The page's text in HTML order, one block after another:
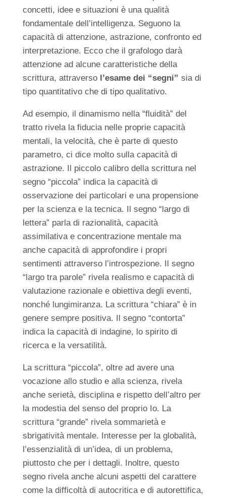
concetti, idee e situazioni è una qualità
fondamentale dell’intelligenza. Seguono la
capacità di attenzione, astrazione, confronto ed
interpretazione. Ecco che il grafologo darà
attenzione ad alcune caratteristiche della
scrittura, attraverso l’esame dei “segni” sia di
tipo quantitativo che di tipo qualitativo.
Ad esempio, il dinamismo nella “fluidità” del
tratto rivela la fiducia nelle proprie capacità
mentali, la velocità, che è parte di questo
parametro, ci dice molto sulla capacità di
astrazione. Il piccolo calibro della scrittura nel
segno “piccola” indica la capacità di
osservazione dei particolari e una propensione
per la scienza e la tecnica. Il segno “largo di
lettera” parla di razionalità, capacità
assimilativa e concentrazione mentale ma
anche capacità di approfondire i propri
sentimenti attraverso l’introspezione. Il segno
“largo tra parole” rivela realismo e capacità di
valutazione razionale e obiettiva degli eventi,
nonché lungimiranza. La scrittura “chiara” è in
genere sempre positiva. Il segno “contorta”
indica la capacità di indagine, lo spirito di
ricerca e la versatilità.
La scrittura “piccola”, oltre ad avere una
vocazione allo studio e alla scienza, rivela
anche serietà, disciplina e rispetto dell’altro per
la modestia del senso del proprio Io. La
scrittura “grande” rivela sommarietà e
sbrigatività mentale. Interesse per la globalità,
l’essenzialità di un’idea, di un problema,
piuttosto che per i dettagli. Inoltre, questo
segno rivela anche alcuni aspetti del carattere
come la difficoltà di autocritica e di autorettifica,